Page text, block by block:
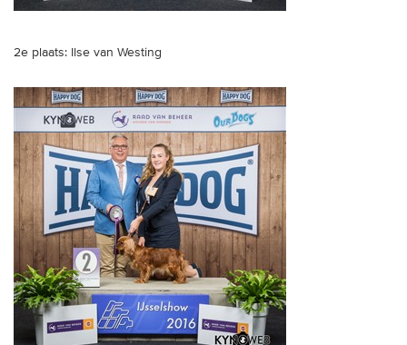
2e plaats: Ilse van Westing